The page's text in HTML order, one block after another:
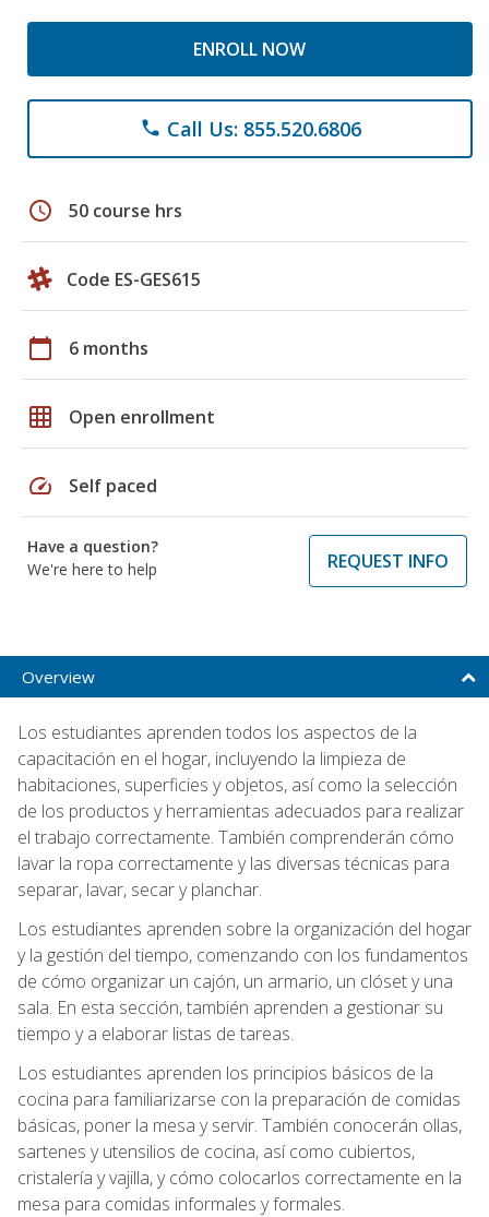
ENROLL NOW
phone Call Us: 855.520.6806
schedule 50 course hrs
Code ES-GES615
calendar_today 6 months
grid_on Open enrollment
speed Self paced
Have a question?
We're here to help
REQUEST INFO
Overview
Los estudiantes aprenden todos los aspectos de la
capacitación en el hogar, incluyendo la limpieza de
habitaciones, superficies y objetos, así como la selección
de los productos y herramientas adecuados para realizar
el trabajo correctamente. También comprenderán cómo
lavar la ropa correctamente y las diversas técnicas para
separar, lavar, secar y planchar.
Los estudiantes aprenden sobre la organización del hogar
y la gestión del tiempo, comenzando con los fundamentos
de cómo organizar un cajón, un armario, un clóset y una
sala. En esta sección, también aprenden a gestionar su
tiempo y a elaborar listas de tareas.
Los estudiantes aprenden los principios básicos de la
cocina para familiarizarse con la preparación de comidas
básicas, poner la mesa y servir. También conocerán ollas,
sartenes y utensilios de cocina, así como cubiertos,
cristalería y vajilla, y cómo colocarlos correctamente en la
mesa para comidas informales y formales.